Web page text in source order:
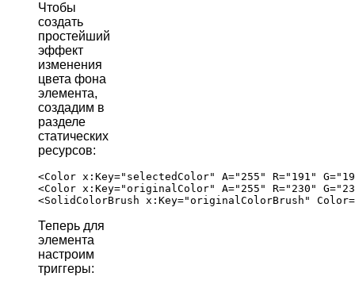
Чтобы
создать
простейший
эффект
изменения
цвета фона
элемента,
создадим в
разделе
статических
ресурсов:
<Color x:Key="selectedColor" A="255" R="191"
<Color x:Key="originalColor" A="255" R="230"
Теперь для
элемента
настроим
триггеры: